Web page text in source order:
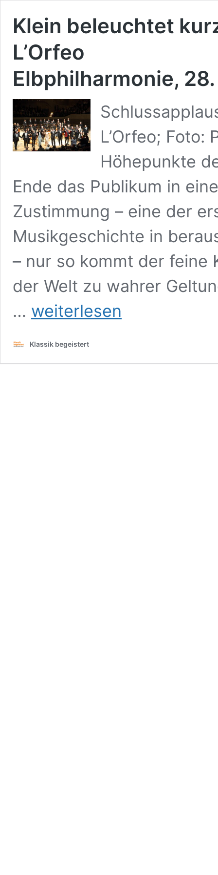
Klein beleuchtet
L’Orfeo
Elbphilharmonie,
L’Orfeo; Foto:
Höhepunkte
Ende das Publikum in
Zustimmung – eine der
Musikgeschichte in
– nur so kommt der feine
der Welt zu wahrer
…
beleuchtet
Monteverdis
Elbphilharmonie,
weiterlesen
Klassik begeistert